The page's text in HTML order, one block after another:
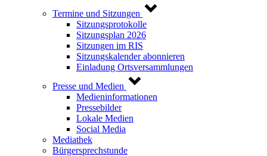
Termine und Sitzungen
Sitzungsprotokolle
Sitzungsplan 2026
Sitzungen im RIS
Sitzungskalender abonnieren
Einladung Ortsversammlungen
Presse und Medien
Medieninformationen
Pressebilder
Lokale Medien
Social Media
Mediathek
Bürgersprechstunde